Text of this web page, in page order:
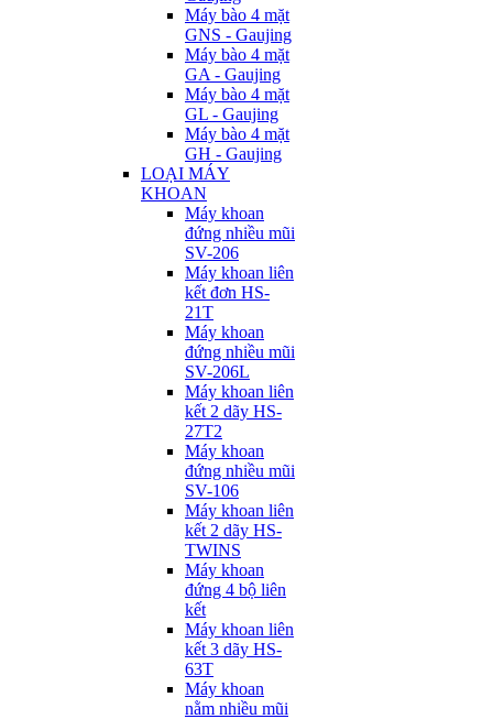
Máy bào 4 mặt
GNS - Gaujing
Máy bào 4 mặt
GA - Gaujing
Máy bào 4 mặt
GL - Gaujing
Máy bào 4 mặt
GH - Gaujing
LOẠI MÁY
KHOAN
Máy khoan
đứng nhiều mũi
SV-206
Máy khoan liên
kết đơn HS-
21T
Máy khoan
đứng nhiều mũi
SV-206L
Máy khoan liên
kết 2 dãy HS-
27T2
Máy khoan
đứng nhiều mũi
SV-106
Máy khoan liên
kết 2 dãy HS-
TWINS
Máy khoan
đứng 4 bộ liên
kết
Máy khoan liên
kết 3 dãy HS-
63T
Máy khoan
nằm nhiều mũi